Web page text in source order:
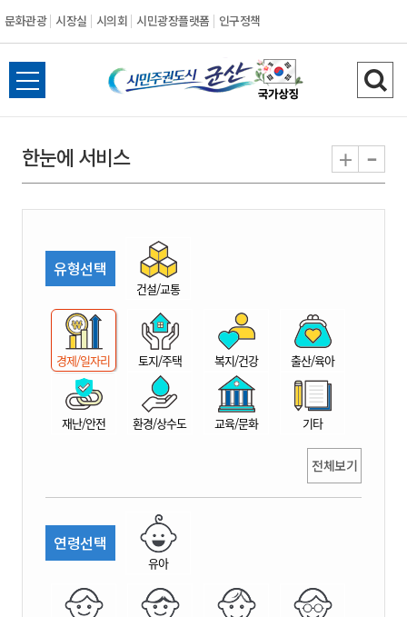
문화관광 시장실 시의회 시민광장플랫폼 인구정책
시
민
권
시
산
전
체
뉴
열
검
색
기
한눈에 서비스 + -
유형선택
건설/교통
경제/일자리 토지/주택 복지/건강 출산/육아
재난/안전 환경/상수도 교육/문화 기타
전체보기
연령선택
유아